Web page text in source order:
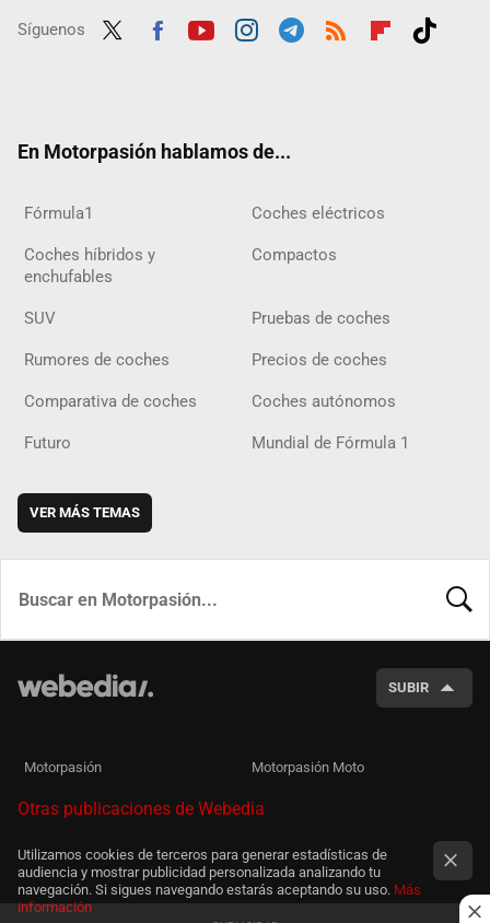
Síguenos
En Motorpasión hablamos de...
Fórmula1 Coches eléctricos
Coches híbridos y
enchufables
Compactos
SUV Pruebas de coches
Rumores de coches Precios de coches
Comparativa de coches Coches autónomos
Futuro Mundial de Fórmula 1
VER MÁS TEMAS
SUBIR
Motorpasión Motorpasión Moto
Otras publicaciones de Webedia
Utilizamos cookies de terceros para generar estadísticas de
audiencia y mostrar publicidad personalizada analizando tu
navegación. Si sigues navegando estarás aceptando su uso. Más
información